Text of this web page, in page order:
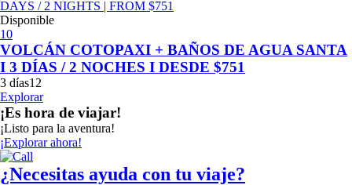
Disponible
10
VOLCÁN COTOPAXI + BAÑOS DE AGUA SANTA
I 3 DÍAS / 2 NOCHES I DESDE $751
3 días12
Explorar
¡Es hora de viajar!
¡Listo para la aventura!
¡Explorar ahora!
¿Necesitas ayuda con tu viaje?